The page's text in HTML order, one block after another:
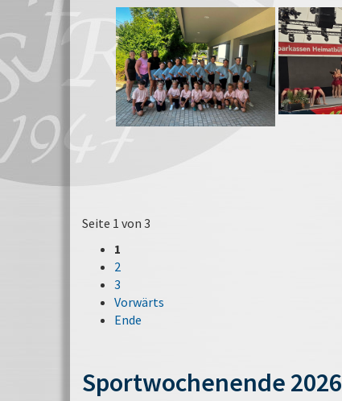
Seite 1 von 3
1
2
3
Vorwärts
Ende
Sportwochenende 2026